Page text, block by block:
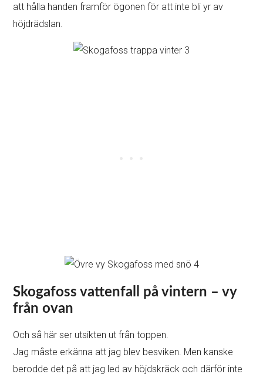
att hålla handen framför ögonen för att inte bli yr av
höjdrädslan.
Skogafoss vattenfall på vintern – vy
från ovan
Och så här ser utsikten ut från toppen.
Jag måste erkänna att jag blev besviken. Men kanske
berodde det på att jag led av höjdskräck och därför inte